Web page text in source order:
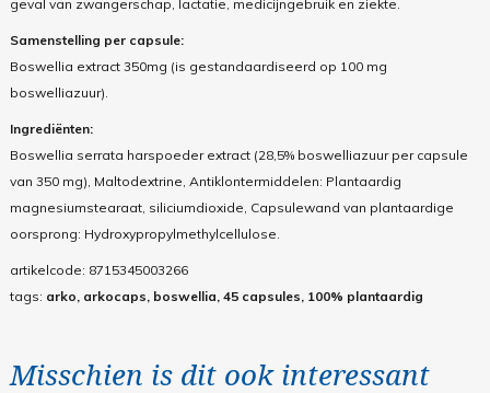
geval van zwangerschap, lactatie, medicijngebruik en ziekte.
Samenstelling per capsule:
Boswellia extract 350mg (is gestandaardiseerd op 100 mg
boswelliazuur).
Ingrediënten:
Boswellia serrata harspoeder extract (28,5% boswelliazuur per capsule
van 350 mg), Maltodextrine, Antiklontermiddelen: Plantaardig
magnesiumstearaat, siliciumdioxide, Capsulewand van plantaardige
oorsprong: Hydroxypropylmethylcellulose.
artikelcode: 8715345003266
tags: arko, arkocaps, boswellia, 45 capsules, 100% plantaardig
Misschien is dit ook interessant